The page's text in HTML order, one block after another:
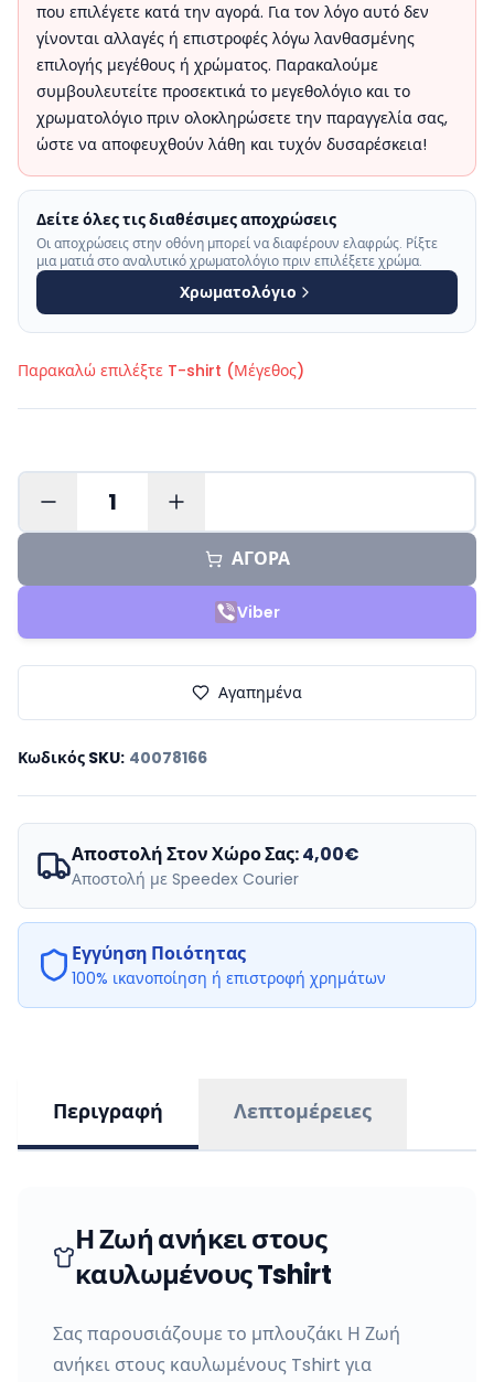
που επιλέγετε κατά την αγορά. Για τον λόγο αυτό δεν
γίνονται αλλαγές ή επιστροφές λόγω λανθασμένης
επιλογής μεγέθους ή χρώματος. Παρακαλούμε
συμβουλευτείτε προσεκτικά το μεγεθολόγιο και το
χρωματολόγιο πριν ολοκληρώσετε την παραγγελία σας,
ώστε να αποφευχθούν λάθη και τυχόν δυσαρέσκεια!
Δείτε όλες τις διαθέσιμες αποχρώσεις
Οι αποχρώσεις στην οθόνη μπορεί να διαφέρουν ελαφρώς. Ρίξτε
μια ματιά στο αναλυτικό χρωματολόγιο πριν επιλέξετε χρώμα.
Χρωματολόγιο
Παρακαλώ επιλέξτε T-shirt (Μέγεθος)
1
ΑΓΟΡΑ
Viber
Αγαπημένα
Κωδικός SKU: 40078166
Αποστολή Στον Χώρο Σας:4,00€
Αποστολή με Speedex Courier
Εγγύηση Ποιότητας
100% ικανοποίηση ή επιστροφή χρημάτων
Περιγραφή Λεπτομέρειες
Η Ζωή ανήκει στους
καυλωμένους Tshirt
Σας παρουσιάζουμε το μπλουζάκι Η Ζωή
ανήκει στους καυλωμένους Tshirt για